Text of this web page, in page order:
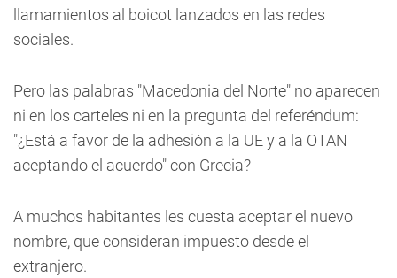
llamamientos al boicot lanzados en las redes
sociales.
Pero las palabras "Macedonia del Norte" no aparecen
ni en los carteles ni en la pregunta del referéndum:
"¿Está a favor de la adhesión a la UE y a la OTAN
aceptando el acuerdo" con Grecia?
A muchos habitantes les cuesta aceptar el nuevo
nombre, que consideran impuesto desde el
extranjero.